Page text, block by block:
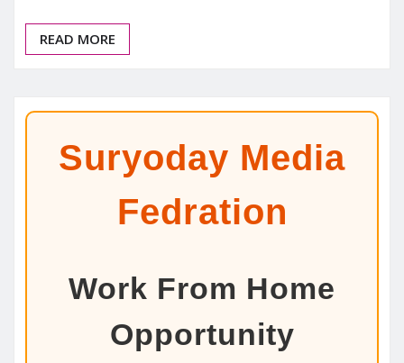
READ MORE
Suryoday Media
Fedration
Work From Home
Opportunity